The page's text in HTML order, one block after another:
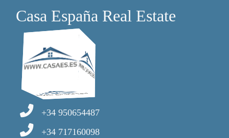
Casa España Real Estate
+34 950654487
+34 717160098